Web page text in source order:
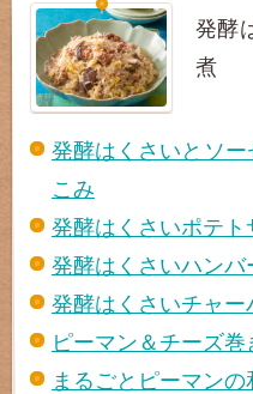
発酵
煮
発酵はくさいとソ
こみ
発酵はくさいポテト
発酵はくさいハンバ
発酵はくさいチャー
ピーマン＆チーズ巻
まるごとピーマン